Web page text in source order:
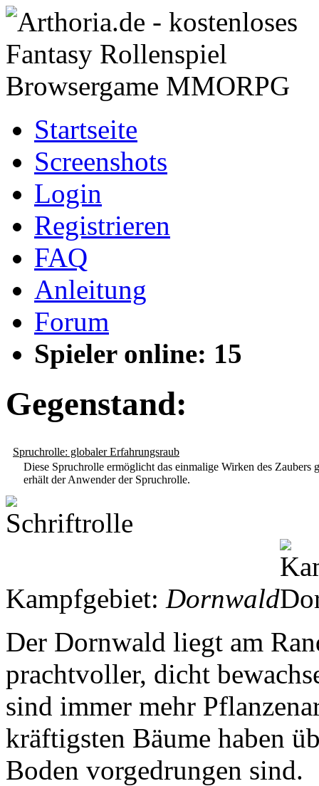
Startseite
Screenshots
Login
Registrieren
FAQ
Anleitung
Forum
Spieler online: 15
Gegenstand:
Spruchrolle: globaler Erfahrungsraub
Diese Spruchrolle ermöglicht das einmalige Wirken des
erhält der Anwender der Spruchrolle.
Kampfgebiet: Dornwald
Der Dornwald liegt am
prachtvoller, dicht
sind immer mehr
kräftigsten Bäume haben
Boden vorgedrungen sind.